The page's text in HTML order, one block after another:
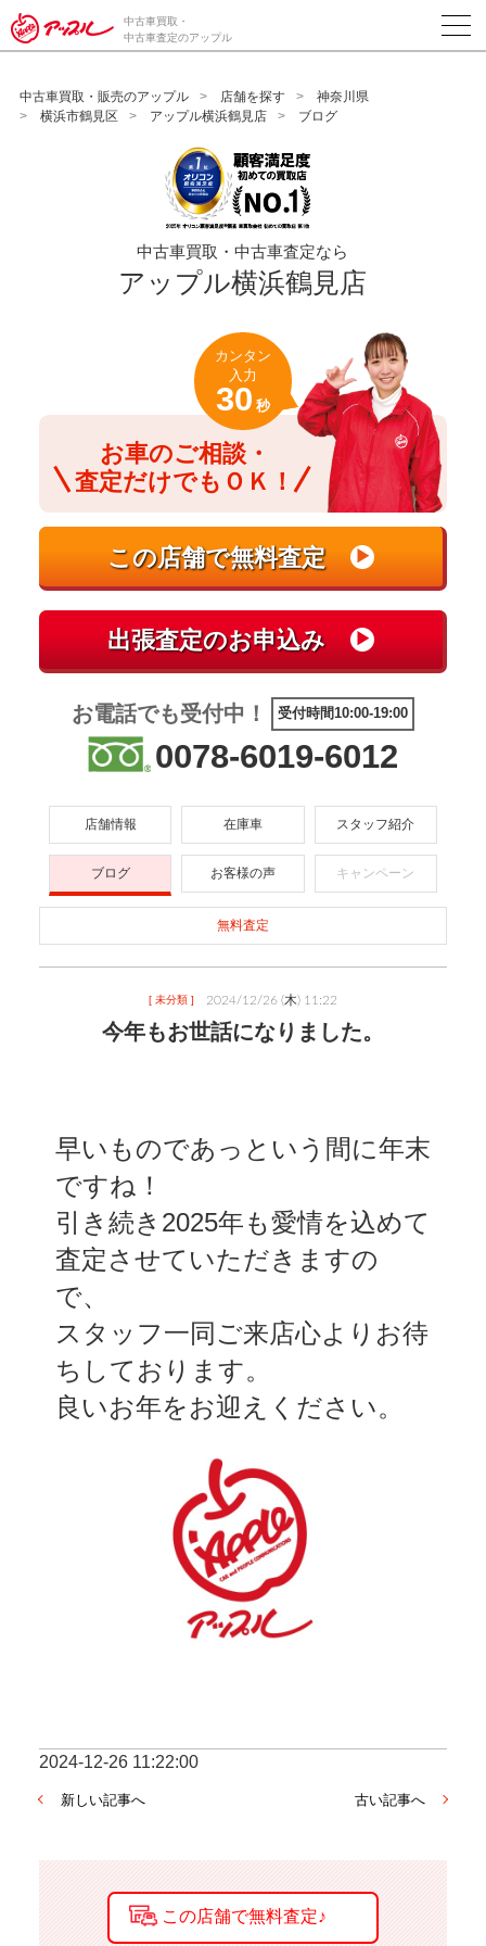
/*ABテスト_新規査定フォームの為のCVボタン*/
中古車買取・
中古車査定のアップル
中古車買取・販売のアップル 店舗を探す
神奈川県
横浜市鶴見区
アップル横浜鶴見店 ブログ
中古車買取・中古車査定なら
アップル横浜鶴見店
お車のご相談・
査定だけでもＯＫ！
カンタン
入力
30 秒
お電話でも受付中！ 受付時間10:00-19:00
0078-6019-6012
店舗情報 在庫車 スタッフ紹介
ブログ お客様の声 キャンペーン
無料査定
[ 未分類 ] 2024/12/26 (木) 11:22
今年もお世話になりました。
早いものであっという間に年末
ですね！
引き続き2025年も愛情を込めて
査定させていただきますの
で、
スタッフ一同ご来店心よりお待
ちしております。
良いお年をお迎えください。
2024-12-26 11:22:00
新しい記事へ 古い記事へ